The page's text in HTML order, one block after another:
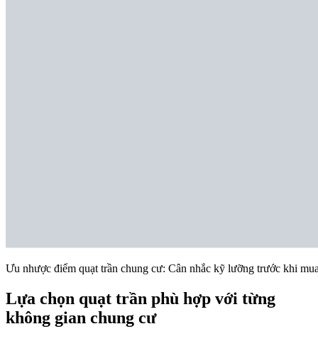
Ưu nhược điểm quạt trần chung cư: Cân nhắc kỹ lưỡng trước khi
Lựa chọn quạt trần phù hợp với từng
không gian chung cư